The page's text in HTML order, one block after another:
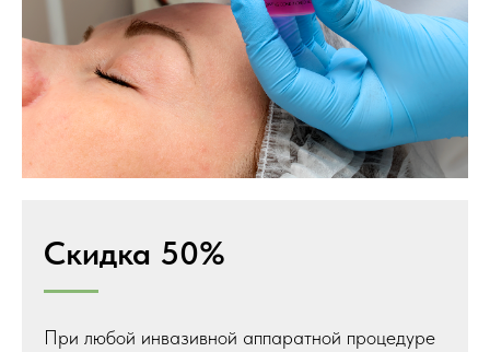
Скидка 50%
При любой инвазивной аппаратной процедуре